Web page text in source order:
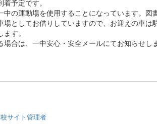
予定です。
中の運動場を使用することになっています。図
場としてお借りしていますので、お迎えの車は
す。
合は、一中安心・安全メールにてお知らせしま
サイト管理者